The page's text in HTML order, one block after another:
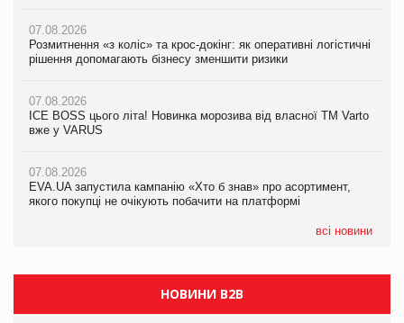
07.08.2026
Розмитнення «з коліс» та крос-докінг: як оперативні логістичні
рішення допомагають бізнесу зменшити ризики
07.08.2026
ICE BOSS цього літа! Новинка морозива від власної ТМ Varto
вже у VARUS
07.08.2026
EVA.UA запустила кампанію «Хто б знав» про асортимент,
якого покупці не очікують побачити на платформі
всі новини
07.08.2026
EVA.UA запустила кампанію «Хто б знав» про асортимент,
06.08.2026
Смачна новинка для хвостатих: у VARUS з’явилися паучі
05.08.2026
Мережа супермаркетів VARUS купує мережу магазинів
07.08.2026
Kraft Heinz скоротила збиток у першому півріччі
Продажі Hugo Boss впали на 9%
НОВИНИ B2B